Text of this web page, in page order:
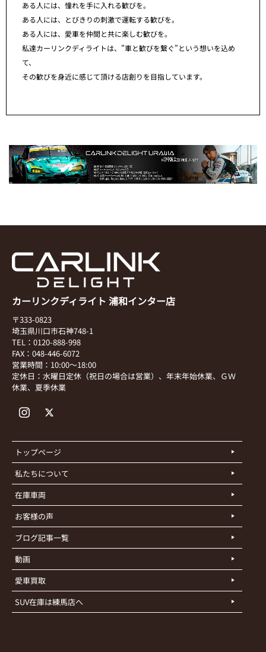
ある人には、憧れを手に入れる歓びを。
ある人には、とびきりの刺激で運転する歓びを。
ある人には、愛車を仲間と共に楽しむ歓びを。
私達カーリンクディライトは、”車と歓びを繋ぐ”という想いを込め
て、
その歓びを身近に感じて頂ける店創りを目指しています。
カーリンクディライト 浦和インター店
〒333-0823
埼玉県川口市石神748-1
TEL：0120-888-998
FAX：048-446-6072
営業時間：10:00～18:00
定休日：水曜日定休（祝日の場合は営業）、年末年始休業、ＧＷ
休業、夏季休業
トップページ
私たちについて
在庫車両
お客様の声
ブログ記事一覧
動画
愛車買取
SUV在庫は練馬店へ